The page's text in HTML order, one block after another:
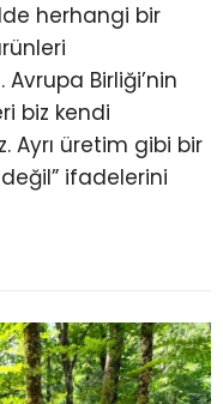
herhangi bir
Birliği’nin
biz kendi
Ayrı üretim gibi bir
ifadelerini